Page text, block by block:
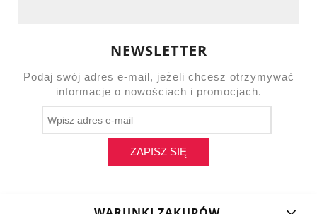
NEWSLETTER
Podaj swój adres e-mail, jeżeli chcesz otrzymywać
informacje o nowościach i promocjach.
ZAPISZ SIĘ